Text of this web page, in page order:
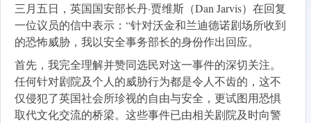
三月五日，英国国安部长丹·贾维斯（Dan Jarvis）在回复
一位议员的信中表示：“针对沃金和兰迪德诺剧场所收到
的恐怖威胁，我以安全事务部长的身份作出回应。
首先，我完全理解并赞同选民对这一事件的深切关注。
任何针对剧院及个人的威胁行为都是令人不齿的，这不
仅侵犯了英国社会所珍视的自由与安全，更试图用恐惧
取代文化交流的桥梁。这些事件已由相关剧院及时向警